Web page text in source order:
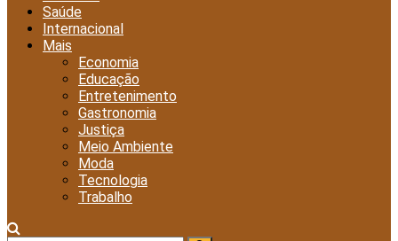
Saúde
Internacional
Mais
Economia
Educação
Entretenimento
Gastronomia
Justiça
Meio Ambiente
Moda
Tecnologia
Trabalho